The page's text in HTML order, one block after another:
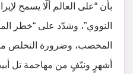
بأن “على العالم ألّا يسمح
النووي”، وشدّد على “خطر
المخصب، وضرورة التخلص
أشهرٍ ونيّفٍ من مهاجمة تل